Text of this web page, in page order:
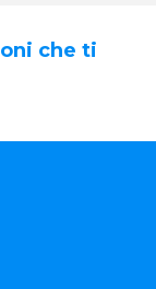
che ti